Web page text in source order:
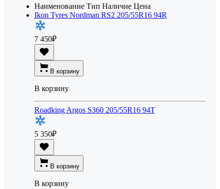
Наименование Тип Наличие Цена
Ikon Tyres Nordman RS2 205/55R16 94R
7 450₽
В корзину
В корзину
Roadking Argos S360 205/55R16 94T
5 350₽
В корзину
В корзину